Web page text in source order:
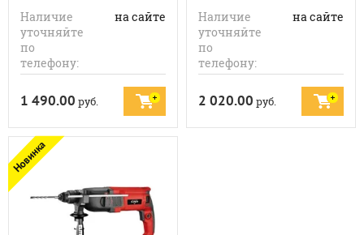
Наличие
уточняйте
по
телефону:
на сайте
1 490.00 руб.
Наличие
уточняйте
по
телефону:
на сайте
2 020.00 руб.
Новинка